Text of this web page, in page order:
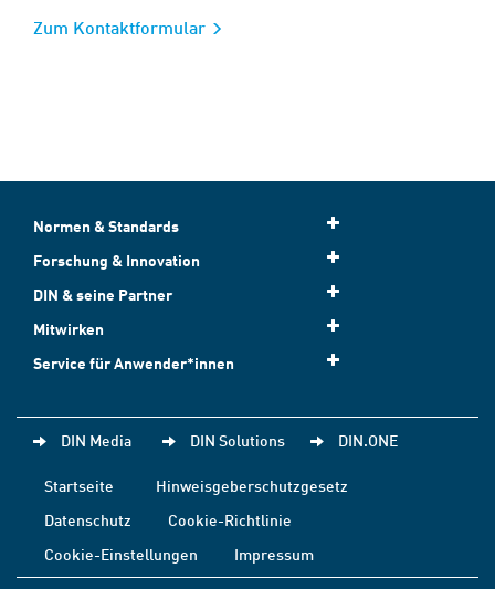
Zum Kontaktformular
Normen & Standards
Forschung & Innovation
DIN & seine Partner
Mitwirken
Service für Anwender*innen
DIN Media DIN Solutions DIN.ONE
Startseite
Hinweisgeberschutzgesetz
Datenschutz
Cookie-Richtlinie
Cookie-Einstellungen
Impressum